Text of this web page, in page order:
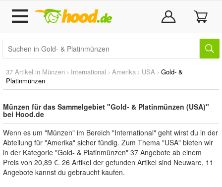
37 Artikel in Münzen › International › Amerika › USA › Gold- &
Platinmünzen
Münzen für das Sammelgebiet "Gold- & Platinmünzen (USA)"
bei Hood.de
Wenn es um "Münzen" im Bereich "International" geht wirst du in der
Abteilung für "Amerika" sicher fündig. Zum Thema "USA" bieten wir
in der Kategorie "Gold- & Platinmünzen" 37 Angebote ab einem
Preis von 20,89 €. 26 Artikel der gefunden Artikel sind Neuware, 11
Angebote kannst du gebraucht kaufen.